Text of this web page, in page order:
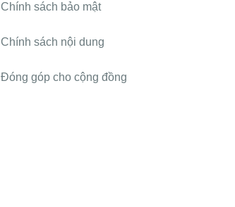
Chính sách bảo mật
Chính sách nội dung
Đóng góp cho cộng đồng